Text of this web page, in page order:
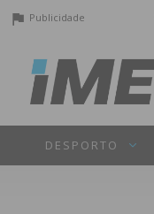
Publicidade
DESPORTO